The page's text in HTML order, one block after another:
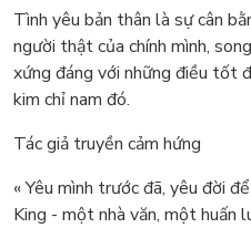
Tình yêu bản thân là sự cân
người thật của chính mình,
xứng đáng với những điều tốt
kim chỉ nam đó.
Tác giả truyền cảm hứng
« Yêu mình trước đã, yêu đời
King - một nhà văn, một huấn